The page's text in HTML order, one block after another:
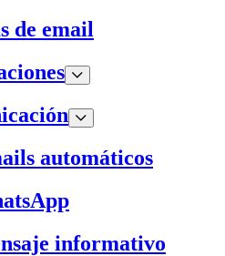
de email
automáticos
informativo